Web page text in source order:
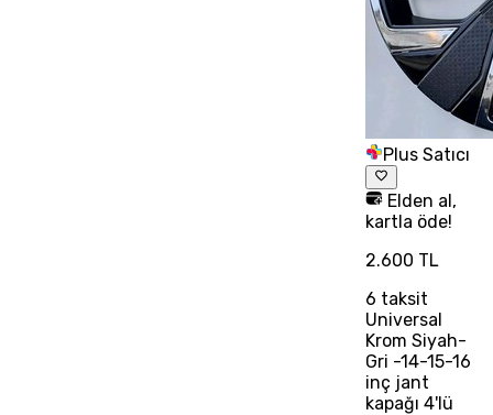
Plus Satıcı
Elden al,
kartla öde!
2.600 TL
6 taksit
Universal
Krom Siyah-
Gri -14-15-16
inç jant
kapağı 4'lü